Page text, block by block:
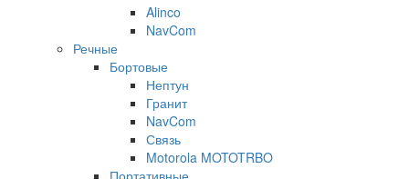
Alinco
NavCom
Речные
Бортовые
Нептун
Гранит
NavCom
Связь
Motorola MOTOTRBO
Портативные